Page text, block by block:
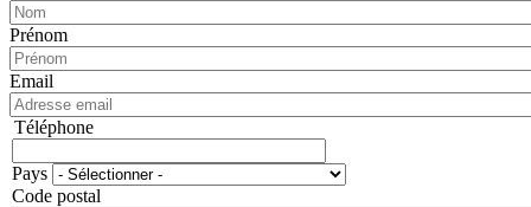
Prénom
Email
Téléphone
Adresse
Pays
Code postal